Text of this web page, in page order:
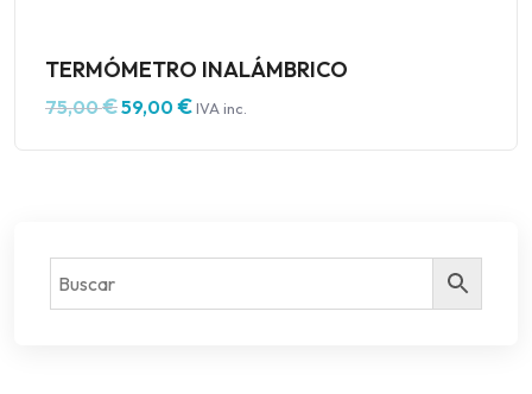
TERMÓMETRO INALÁMBRICO
75,00€59,00€IVA inc.